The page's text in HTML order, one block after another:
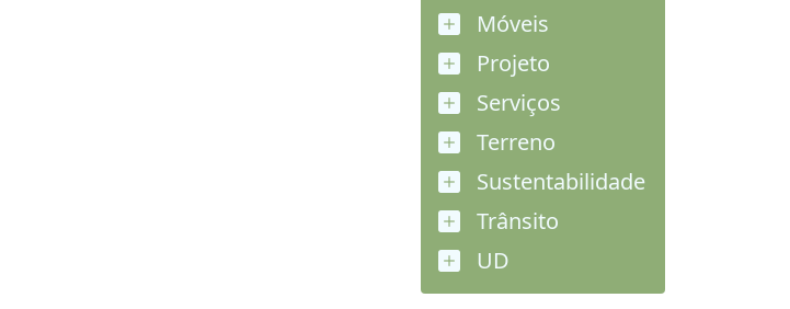
Móveis
Projeto
Serviços
Terreno
Sustentabilidade
Trânsito
UD